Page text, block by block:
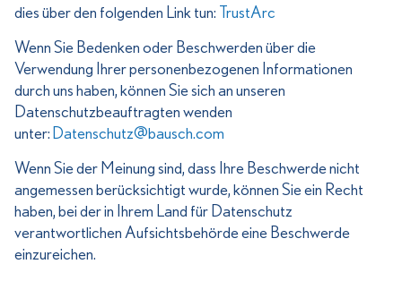
dies über den folgenden Link tun: TrustArc
Wenn Sie Bedenken oder Beschwerden über die
Verwendung Ihrer personenbezogenen Informationen
durch uns haben, können Sie sich an unseren
Datenschutzbeauftragten wenden
unter:Datenschutz@bausch.com
Wenn Sie der Meinung sind, dass Ihre Beschwerde nicht
angemessen berücksichtigt wurde, können Sie ein Recht
haben, bei der in Ihrem Land für Datenschutz
verantwortlichen Aufsichtsbehörde eine Beschwerde
einzureichen.